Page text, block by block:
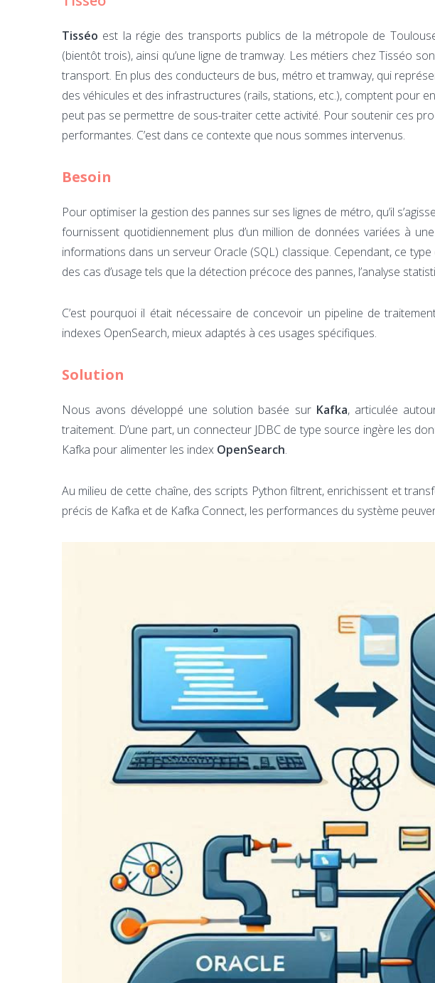
Tisséo est la régie des transports publics de la métropole de
(bientôt trois), ainsi qu’une ligne de tramway. Les métiers chez Tisséo
transport. En plus des conducteurs de bus, métro et tramway, qui
des véhicules et des infrastructures (rails, stations, etc.), comptent pour
peut pas se permettre de sous-traiter cette activité. Pour soutenir ces
performantes. C’est dans ce contexte que nous sommes intervenus.
Besoin
Pour optimiser la gestion des pannes sur ses lignes de métro, qu’il
fournissent quotidiennement plus d’un million de données variées à
informations dans un serveur Oracle (SQL) classique. Cependant, ce
des cas d’usage tels que la détection précoce des pannes, l’analyse
C’est pourquoi il était nécessaire de concevoir un pipeline de
indexes OpenSearch, mieux adaptés à ces usages spécifiques.
Solution
Nous avons développé une solution basée sur Kafka, articulée
traitement. D’une part, un connecteur JDBC de type source ingère les
Kafka pour alimenter les index OpenSearch.
Au milieu de cette chaîne, des scripts Python filtrent, enrichissent et
précis de Kafka et de Kafka Connect, les performances du système